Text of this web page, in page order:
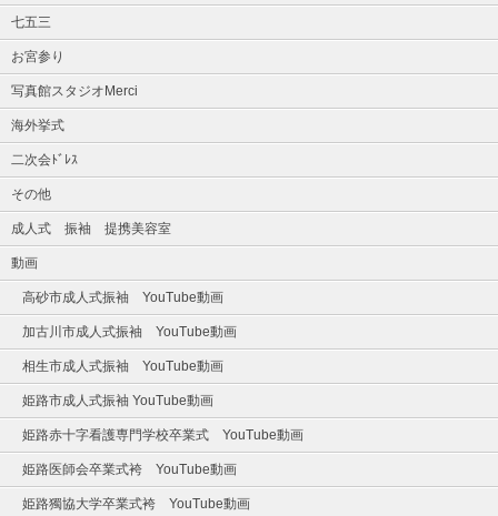
七五三
お宮参り
写真館スタジオMerci
海外挙式
二次会ﾄﾞﾚｽ
その他
成人式 振袖 提携美容室
動画
高砂市成人式振袖 YouTube動画
加古川市成人式振袖 YouTube動画
相生市成人式振袖 YouTube動画
姫路市成人式振袖 YouTube動画
姫路赤十字看護専門学校卒業式 YouTube動画
姫路医師会卒業式袴 YouTube動画
姫路獨協大学卒業式袴 YouTube動画